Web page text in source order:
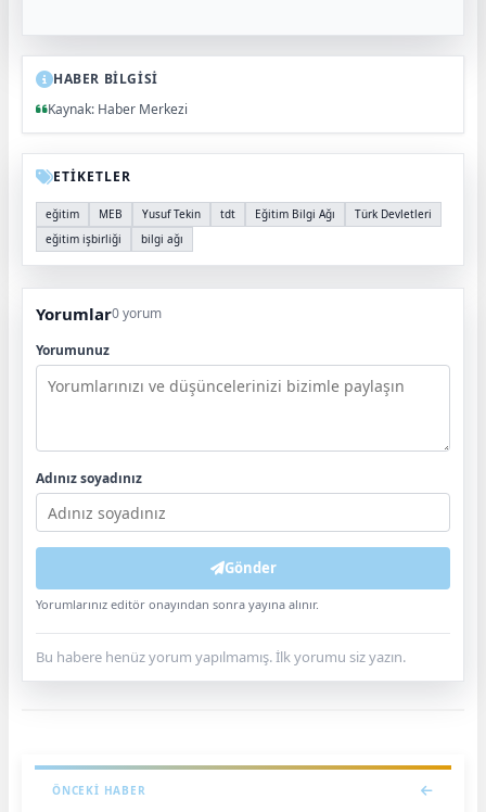
HABER BİLGİSİ
Kaynak: Haber Merkezi
ETİKETLER
eğitim MEB Yusuf Tekin tdt Eğitim Bilgi Ağı
Türk Devletleri
eğitim işbirliği
bilgi ağı
Yorumlar0 yorum
Yorumunuz
Adınız soyadınız
Gönder
Yorumlarınız editör onayından sonra yayına alınır.
Bu habere henüz yorum yapılmamış. İlk yorumu siz yazın.
ÖNCEKI HABER